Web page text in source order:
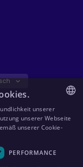
ENGLISH
GERMAN
POLISH
unserer
unserer Webseite
unserer Cookie-
PERFORMANCE